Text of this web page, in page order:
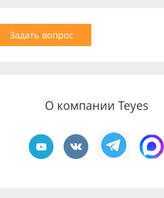
Задать вопрос
О компании Teyes